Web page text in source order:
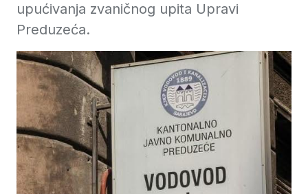
upućivanja zvaničnog upita Upravi
Preduzeća.